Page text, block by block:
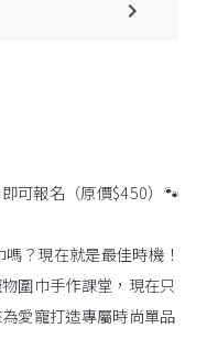
可報名（原價$450）🐾
？現在就是最佳時機！
圍巾手作課堂，現在只
愛寵打造專屬時尚單品